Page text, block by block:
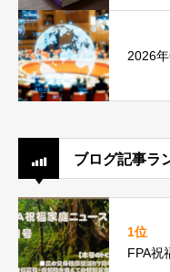
2026
ブログ記事ラ
1位
FPA祝